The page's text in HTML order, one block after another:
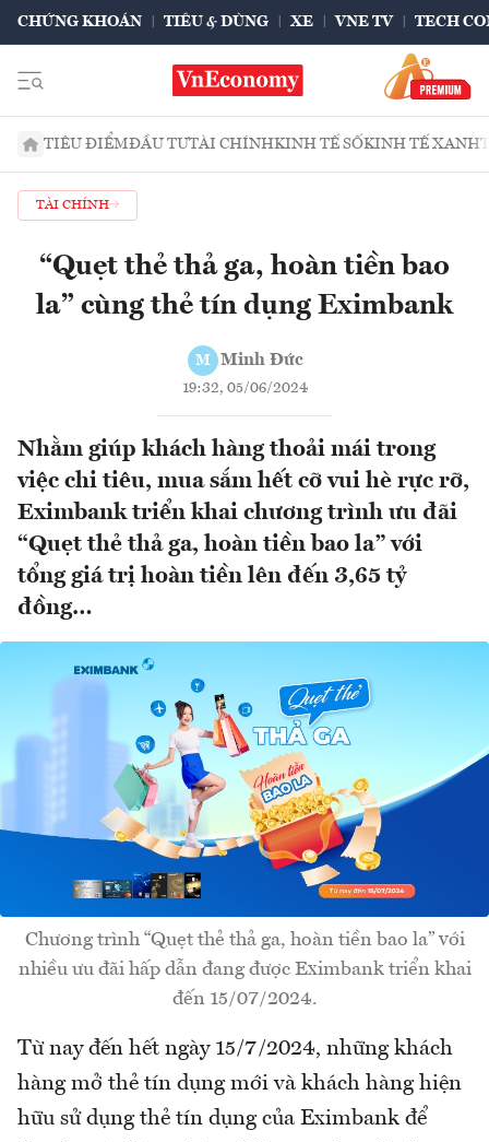
CHỨNG KHOÁN TIÊU & DÙNG XE VNE TV TECH
TIÊU ĐIỂMĐẦU TƯTÀI CHÍNHKINH TẾ SỐKINH TẾ XANH
TÀI CHÍNH
“Quẹt thẻ thả ga, hoàn tiền bao
la” cùng thẻ tín dụng Eximbank
M Minh Đức
19:32, 05/06/2024
Nhằm giúp khách hàng thoải mái trong
việc chi tiêu, mua sắm hết cỡ vui hè rực rỡ,
Eximbank triển khai chương trình ưu đãi
“Quẹt thẻ thả ga, hoàn tiền bao la” với
tổng giá trị hoàn tiền lên đến 3,65 tỷ
đồng…
Chương trình “Quẹt thẻ thả ga, hoàn tiền bao la” với
nhiều ưu đãi hấp dẫn đang được Eximbank triển khai
đến 15/07/2024.
Từ nay đến hết ngày 15/7/2024, những khách
hàng mở thẻ tín dụng mới và khách hàng hiện
hữu sử dụng thẻ tín dụng của Eximbank để